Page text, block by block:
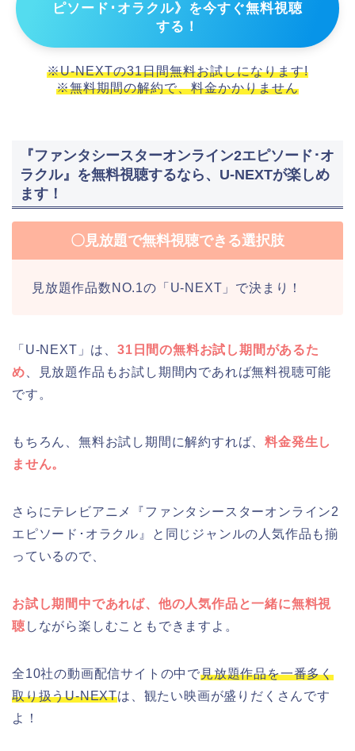
ピソード･オラクル》を今すぐ無料視聴
する！
※U-NEXTの31日間無料お試しになります!
※無料期間の解約で、料金かかりません
『ファンタシースターオンライン2エピソード･オ
ラクル』を無料視聴するなら、U-NEXTが楽しめ
ます！
〇見放題で無料視聴できる選択肢
見放題作品数NO.1の「U-NEXT」で決まり！
「U-NEXT」は、 31日間の無料お試し期間があるた
め 、見放題作品もお試し期間内であれば無料視聴可能
です。
もちろん、無料お試し期間に解約すれば、料金発生し
ません。
さらにテレビアニメ『ファンタシースターオンライン2
エピソード･オラクル』と同じジャンルの人気作品も揃
っているので、
お試し期間中であれば、他の人気作品と一緒に無料視
聴 しながら楽しむこともできますよ。
全10社の動画配信サイトの中で見放題作品を一番多く
取り扱うU-NEXTは、観たい映画が盛りだくさんです
よ！